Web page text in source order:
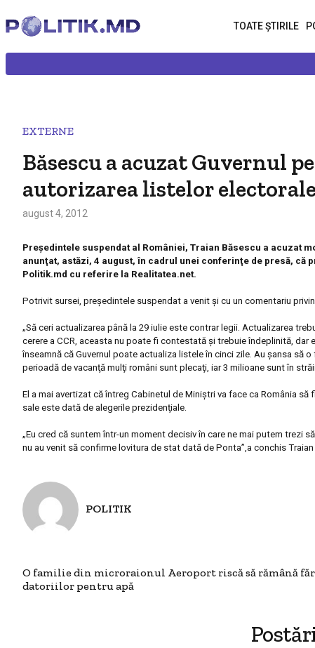
TOATE ȘTIRILE
EXTERNE
Băsescu a acuzat Guvernul
autorizarea listelor
august 4, 2012
Preşedintele suspendat al României, Traian Băsescu a acuzat
anunţat, astăzi, 4 august, în cadrul unei conferinţe de presă, că
Politik.md cu referire la Realitatea.net.
Potrivit sursei, preşedintele suspendat a venit şi cu un comentariu
„Să ceri actualizarea până la 29 iulie este contrarlegii. Actualizarea
cerere a CCR, aceasta nu poate fi contestată şi trebuie îndeplinită,
înseamnă că Guvernul poate actualiza listele în cinci zile. Au şansa să o
perioadă de vacanţă mulţi români sunt plecaţi, iar 3 milioane sunt în
El a mai avertizat căîntreg Cabinetul de Miniştri va face ca România să
sale este dată de alegerile prezidenţiale.
„Eu cred că suntem într-un moment decisiv în care ne mai putem trezi
nu au venit să confirme lovitura de stat dată de Ponta”,a conchis
POLITIK
O familie din microraionul Aeroport riscă să rămână
datoriilor pentru apă